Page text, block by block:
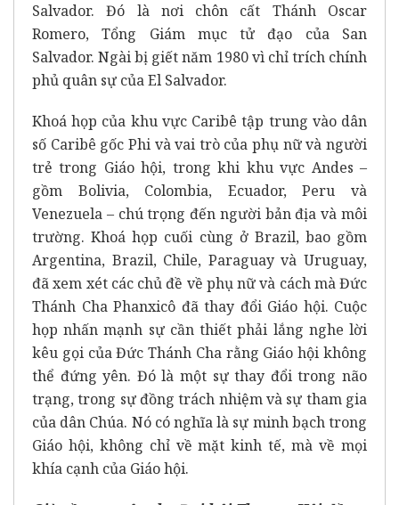
Salvador. Đó là nơi chôn cất Thánh Oscar
Romero, Tổng Giám mục tử đạo của San
Salvador. Ngài bị giết năm 1980 vì chỉ trích chính
phủ quân sự của El Salvador.
Khoá họp của khu vực Caribê tập trung vào dân
số Caribê gốc Phi và vai trò của phụ nữ và người
trẻ trong Giáo hội, trong khi khu vực Andes –
gồm Bolivia, Colombia, Ecuador, Peru và
Venezuela – chú trọng đến người bản địa và môi
trường. Khoá họp cuối cùng ở Brazil, bao gồm
Argentina, Brazil, Chile, Paraguay và Uruguay,
đã xem xét các chủ đề về phụ nữ và cách mà Đức
Thánh Cha Phanxicô đã thay đổi Giáo hội. Cuộc
họp nhấn mạnh sự cần thiết phải lắng nghe lời
kêu gọi của Đức Thánh Cha rằng Giáo hội không
thể đứng yên. Đó là một sự thay đổi trong não
trạng, trong sự đồng trách nhiệm và sự tham gia
của dân Chúa. Nó có nghĩa là sự minh bạch trong
Giáo hội, không chỉ về mặt kinh tế, mà về mọi
khía cạnh của Giáo hội.